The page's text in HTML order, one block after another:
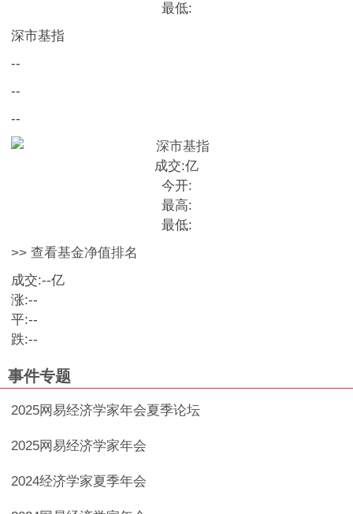
最低:
深市基指
--
--
--
成交:亿
今开:
最高:
最低:
>> 查看基金净值排名
成交:--亿
涨:--
平:--
跌:--
事件专题
2025网易经济学家年会夏季论坛
2025网易经济学家年会
2024经济学家夏季年会